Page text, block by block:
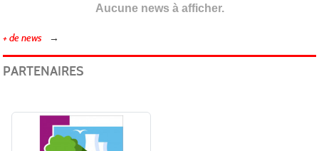
Aucune news à afficher.
+ de news
PARTENAIRES